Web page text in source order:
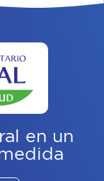
en un